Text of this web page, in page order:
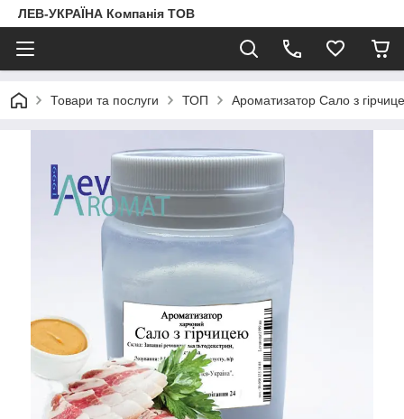
ЛЕВ-УКРАЇНА Компанія ТОВ
Товари та послуги ТОП Ароматизатор Сало з